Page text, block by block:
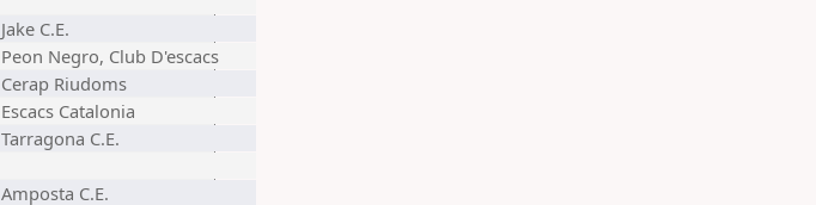
Jake C.E.
Peon Negro, Club D'escacs
Cerap Riudoms
Escacs Catalonia
Tarragona C.E.
Amposta C.E.